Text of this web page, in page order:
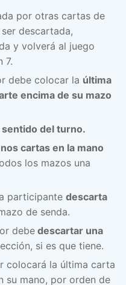
por otras cartas de
descartada,
y volverá al juego
7.
debe colocar la última
encima de su mazo
sentido del turno.
cartas en la mano
los mazos una
participante descarta
de senda.
debedescartar una
si es que tiene.
colocará la última carta
su mano, por orden de